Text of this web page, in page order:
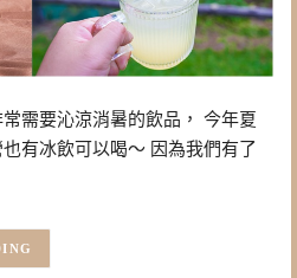
需要沁涼消暑的飲品， 今年夏
有冰飲可以喝～ 因為我們有了